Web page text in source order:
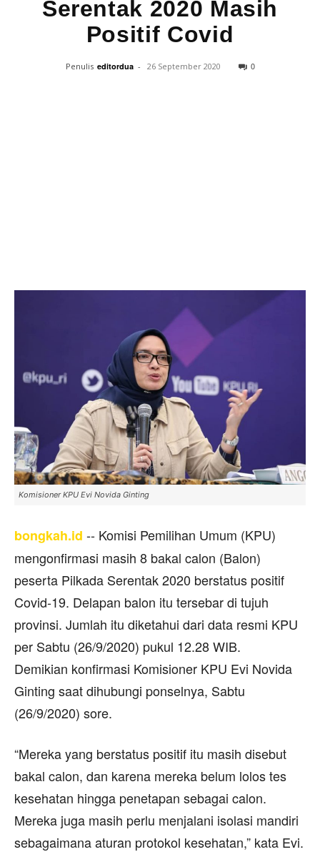
Serentak 2020 Masih
Positif Covid
Penulis editordua - 26 September 2020 0
Komisioner KPU Evi Novida Ginting
bongkah.id ‐‐ Komisi Pemilihan Umum (KPU)
mengonfirmasi masih 8 bakal calon (Balon)
peserta Pilkada Serentak 2020 berstatus positif
Covid-19. Delapan balon itu tersebar di tujuh
provinsi. Jumlah itu diketahui dari data resmi KPU
per Sabtu (26/9/2020) pukul 12.28 WIB.
Demikian konfirmasi Komisioner KPU Evi Novida
Ginting saat dihubungi ponselnya, Sabtu
(26/9/2020) sore.
“Mereka yang berstatus positif itu masih disebut
bakal calon, dan karena mereka belum lolos tes
kesehatan hingga penetapan sebagai calon.
Mereka juga masih perlu menjalani isolasi mandiri
sebagaimana aturan protokol kesehatan,” kata Evi.